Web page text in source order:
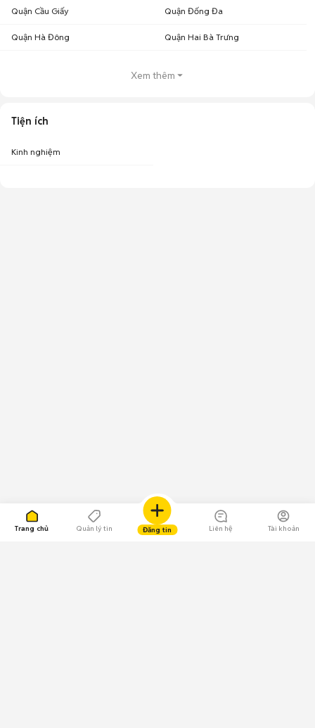
Trang chủ Quản lý tin Đăng tin Liên hệ Tài khoản
Quận Cầu Giấy Quận Đống Đa
Quận Hà Đông Quận Hai Bà Trưng
Xem thêm
Tiện ích
Kinh nghiệm